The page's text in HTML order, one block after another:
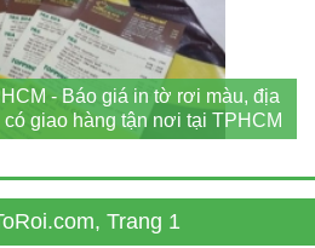
- Báo giá in tờ rơi màu, địa
giao hàng tận nơi tại TPHCM
Trang 1